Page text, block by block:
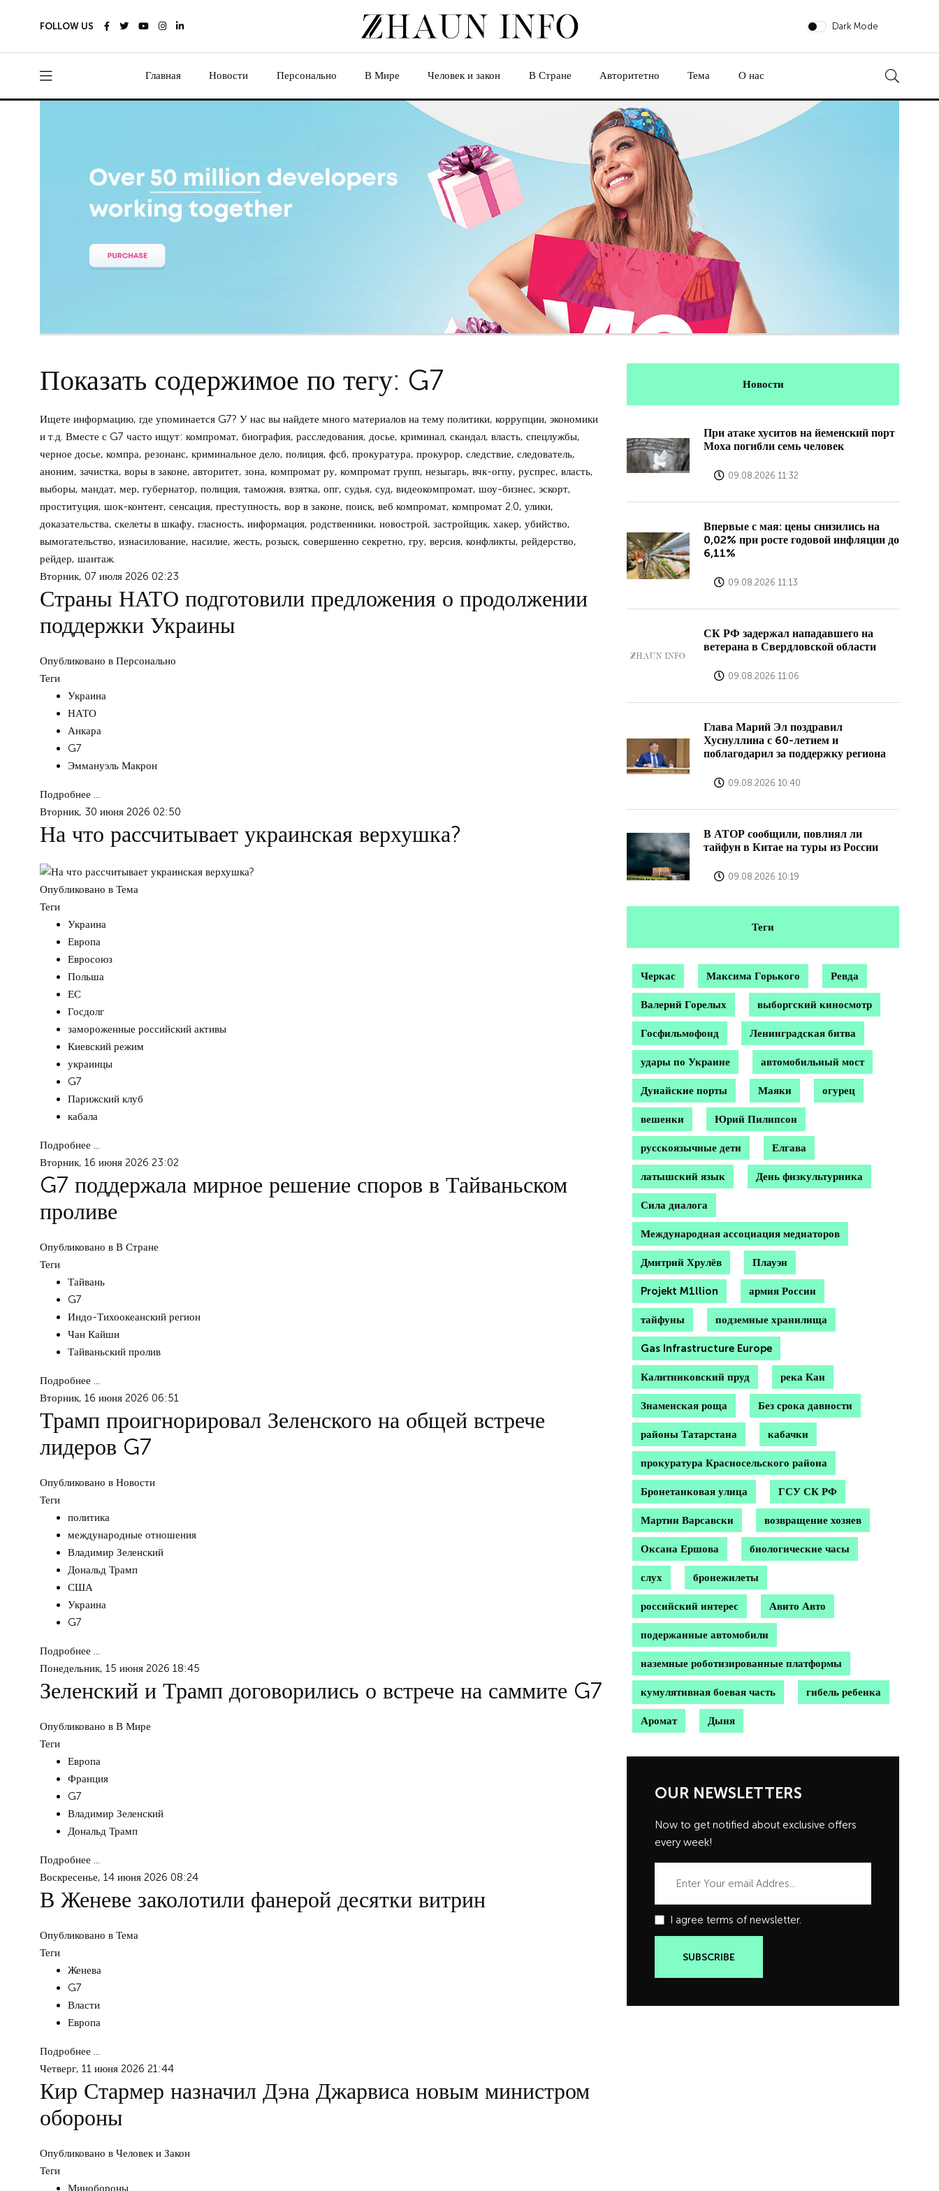
FOLLOW US Dark Mode
Главная Новости Персонально В Мире Человек и закон В Стране Авторитетно Тема О нас
Показать содержимое по тегу: G7
Ищете информацию, где упоминается G7? У нас вы найдете много материалов на тему политики, коррупции, экономики
и т.д. Вместе с G7 часто ищут: компромат, биография, расследования, досье, криминал, скандал, власть, спецлужбы,
черное досье, компра, резонанс, криминальное дело, полиция, фсб, прокуратура, прокурор, следствие, следователь,
аноним, зачистка, воры в законе, авторитет, зона, компромат ру, компромат групп, незыгарь, вчк-огпу, руспрес, власть,
выборы, мандат, мер, губернатор, полиция, таможня, взятка, опг, судья, суд, видеокомпромат, шоу-бизнес, эскорт,
проституция, шок-контент, сенсация, преступность, вор в законе, поиск, веб компромат, компромат 2.0, улики,
доказательства, скелеты в шкафу, гласность, информация, родственники, новострой, застройщик, хакер, убийство,
вымогательство, изнасилование, насилие, жесть, розыск, совершенно секретно, гру, версия, конфликты, рейдерство,
рейдер, шантаж.
Вторник, 07 июля 2026 02:23
Страны НАТО подготовили предложения о продолжении
поддержки Украины
Опубликовано в Персонально
Теги
Украина
НАТО
Анкара
G7
Эммануэль Макрон
Подробнее ...
Вторник, 30 июня 2026 02:50
На что рассчитывает украинская верхушка?
Опубликовано в Тема
Теги
Украина
Европа
Евросоюз
Польша
ЕС
Госдолг
замороженные российский активы
Киевский режим
украинцы
G7
Парижский клуб
кабала
Подробнее ...
Вторник, 16 июня 2026 23:02
G7 поддержала мирное решение споров в Тайваньском
проливе
Опубликовано в В Стране
Теги
Тайвань
G7
Индо-Тихоокеанский регион
Чан Кайши
Тайваньский пролив
Подробнее ...
Вторник, 16 июня 2026 06:51
Трамп проигнорировал Зеленского на общей встрече
лидеров G7
Опубликовано в Новости
Теги
политика
международные отношения
Владимир Зеленский
Дональд Трамп
США
Украина
G7
Подробнее ...
Понедельник, 15 июня 2026 18:45
Зеленский и Трамп договорились о встрече на саммите G7
Опубликовано в В Мире
Теги
Европа
Франция
G7
Владимир Зеленский
Дональд Трамп
Подробнее ...
Воскресенье, 14 июня 2026 08:24
В Женеве заколотили фанерой десятки витрин
Опубликовано в Тема
Теги
Женева
G7
Власти
Европа
Подробнее ...
Четверг, 11 июня 2026 21:44
Кир Стармер назначил Дэна Джарвиса новым министром
обороны
Опубликовано в Человек и Закон
Теги
Минобороны
Новости
При атаке хуситов на йеменский порт
Моха погибли семь человек
09.08.2026 11:32
Впервые с мая: цены снизились на
0,02% при росте годовой инфляции до
6,11%
09.08.2026 11:13
СК РФ задержал нападавшего на
ветерана в Свердловской области
09.08.2026 11:06
Глава Марий Эл поздравил
Хуснуллина с 60-летием и
поблагодарил за поддержку региона
09.08.2026 10:40
В АТОР сообщили, повлиял ли
тайфун в Китае на туры из России
09.08.2026 10:19
Теги
Черкас Максима Горького Ревда
Валерий Горелых выборгский киносмотр
Госфильмофонд Ленинградская битва
удары по Украине автомобильный мост
Дунайские порты Маяки огурец
вешенки Юрий Пилипсон
русскоязычные дети Елгава
латышский язык День физкультурника
Сила диалога
Международная ассоциация медиаторов
Дмитрий Хрулёв Плауэн
Projekt M1llion армия России
тайфуны подземные хранилища
Gas Infrastructure Europe
Калитниковский пруд река Кан
Знаменская роща Без срока давности
районы Татарстана кабачки
прокуратура Красносельского района
Бронетанковая улица ГСУ СК РФ
Мартин Варсавски возвращение хозяев
Оксана Ершова биологические часы
слух бронежилеты
российский интерес Авито Авто
подержанные автомобили
наземные роботизированные платформы
кумулятивная боевая часть гибель ребенка
Аромат Дыня
OUR NEWSLETTERS
Now to get notified about exclusive offers
every week!
I agree terms of newsletter.